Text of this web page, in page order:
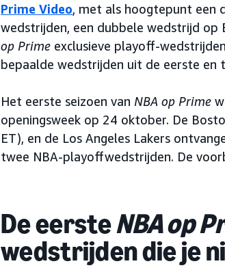
Prime Video, met als hoogtepunt een
wedstrijden, een dubbele wedstrijd op
op Prime exclusieve playoff-
bepaalde wedstrijden uit de eerste en
Het eerste seizoen van NBA op Prime
openingsweek op 24 oktober. De
ET), en de Los Angeles Lakers
twee NBA-playoffwedstrijden. De
De eersteNBA op
wedstrijden die je